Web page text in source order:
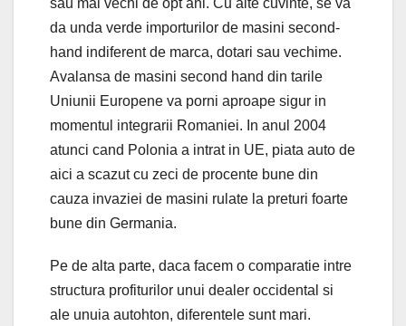
da unda verde importurilor de masini second-
hand indiferent de marca, dotari sau vechime.
Avalansa de masini second hand din tarile
Uniunii Europene va porni aproape sigur in
momentul integrarii Romaniei. In anul 2004
atunci cand Polonia a intrat in UE, piata auto de
aici a scazut cu zeci de procente bune din
cauza invaziei de masini rulate la preturi foarte
bune din Germania.
Pe de alta parte, daca facem o comparatie intre
structura profiturilor unui dealer occidental si
ale unuia autohton, diferentele sunt mari.